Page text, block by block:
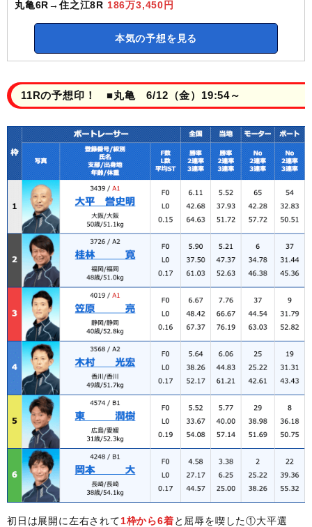
丸亀6R→住之江8R 186万3,450円
本気の予想を見る
11Rの予想印！ ■丸亀 6/12（金）19:54～
初日は展開に左右されて1枠から6着と屈辱を喫した①大平選